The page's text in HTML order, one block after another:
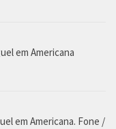
em Americana
em Americana. Fone /